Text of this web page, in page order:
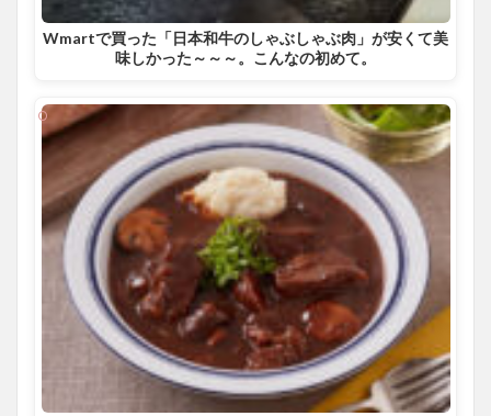
Wmartで買った「日本和牛のしゃぶしゃぶ肉」が安くて美
味しかった～～～。こんなの初めて。